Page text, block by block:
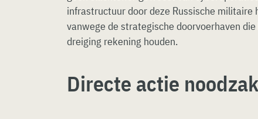
infrastructuur door deze Russische militaire
vanwege de strategische doorvoerhaven
dreiging rekening houden.
Directe actie